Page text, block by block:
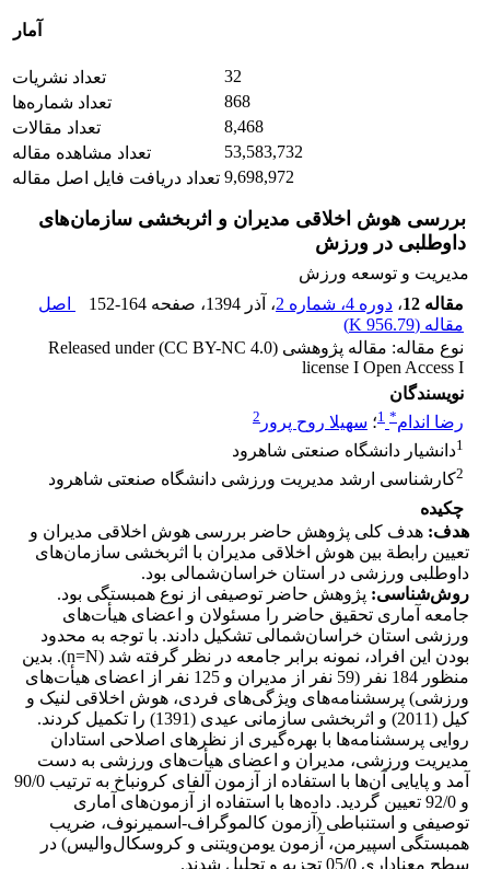
آمار
تعداد نشریات
32
تعداد شماره‌ها
868
تعداد مقالات
8,468
تعداد مشاهده مقاله
53,583,732
تعداد دریافت فایل اصل مقاله 9,698,972
بررسی هوش اخلاقی مدیران و اثربخشی سازمان‌های
داوطلبی در ورزش
مدیریت و توسعه ورزش
مقاله 12
، دوره 4، شماره 2 ، آذر 1394 ، صفحه 152-164
اصل
مقاله (956.79 K
)
نوع مقاله: مقاله پژوهشی Released under (CC BY-NC 4.0)
license I Open Access I
نویسندگان
رضا اندام*
1؛ سهیلا روح پرور 2
1دانشیار دانشگاه صنعتی شاهرود
2کارشناسی ارشد مدیریت ورزشی دانشگاه صنعتی شاهرود
چکیده
هدف: هدف کلی پژوهش حاضر بررسی هوش اخلاقی مدیران و
تعیین رابطة بین هوش اخلاقی مدیران با اثربخشی سازمان‌های
داوطلبی ورزشی در استان خراسان‌‌شمالی بود.
روش‌شناسی: پژوهش حاضر توصیفی از نوع همبستگی بود.
جامعه آماری تحقیق حاضر را مسئولان و اعضای هیأت‌های
ورزشی استان خراسان‌شمالی تشکیل دادند. با توجه به محدود
بودن این افراد، نمونه برابر جامعه در نظر گرفته شد (n=N). بدین
منظور 184 نفر (59 نفر از مدیران و 125 نفر از اعضای هیأت‌های
ورزشی) پرسشنامه‌های ویژگی‌های فردی، هوش اخلاقی لنیک و
کیل (2011) و اثربخشی سازمانی عیدی (1391) را تکمیل کردند.
روایی پرسشنامه‌ها با بهره‌گیری از نظرهای اصلاحی استادان
مدیریت ورزشی، مدیران و اعضای هیأت‌های ورزشی به دست
آمد و پایایی آن‌ها با استفاده از آزمون آلفای کرونباخ به ترتیب 90/0
و 92/0 تعیین گردید. داده‌ها با استفاده از آزمون‌های آماری
توصیفی و استنباطی (آزمون کالموگراف-اسمیرنوف، ضریب
همبستگی اسپیرمن، آزمون یو‌من‌ویتنی و کروسکال‌والیس) در
سطح معناداری 05/0 تجزیه و تحلیل شدند.